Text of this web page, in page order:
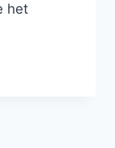
het